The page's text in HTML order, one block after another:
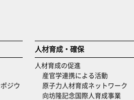
ジウ
人材育成・確保
人材育成の促進
産官学連携による活動
原子力人材育成ネットワーク
向坊隆記念国際人育成事業